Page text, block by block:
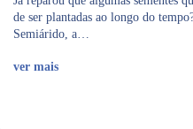
de ser plantadas ao longo do
Semiárido, a…
ver mais